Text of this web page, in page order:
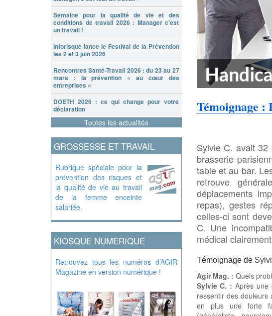
Semaine pour la qualité de vie et des
conditions de travail 2026 : Manager c'est
un travail !
Inforisque lance le Festival de la Prévention
les 2 et 3 juin 2026
Rencontres Santé-Travail 2026 : du 23 au 27
mars : la prévention « au cœur des
entreprises »
DOETH 2026 : ce qui change pour votre
déclaration
Toutes les actualités
GROSSESSE ET TRAVAIL
Rubrique spéciale pour la
prévention des risques et
la qualité de vie au travail
de la femme enceinte
salariée.
KIOSQUE NUMERIQUE
Retrouvez tous les numéros d’AGIR
Magazine en version numérique !
Témoignage
Sylvie C. avait
brasserie
table et au bar.
retrouve
déplacements
repas), gestes
celles-ci sont
C. Une
médical
Témoignage de
Agir Mag. : Quels
Sylvie C. : Après une
ressentir des
en plus une forte